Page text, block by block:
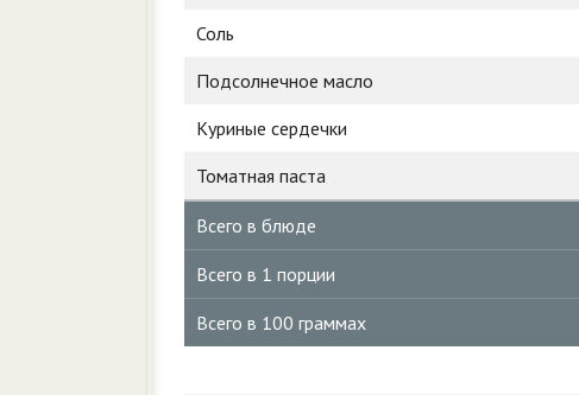
Соль
Подсолнечное масло
Куриные сердечки
Томатная паста
Всего в блюде
Всего в 1 порции
Всего в 100 граммах